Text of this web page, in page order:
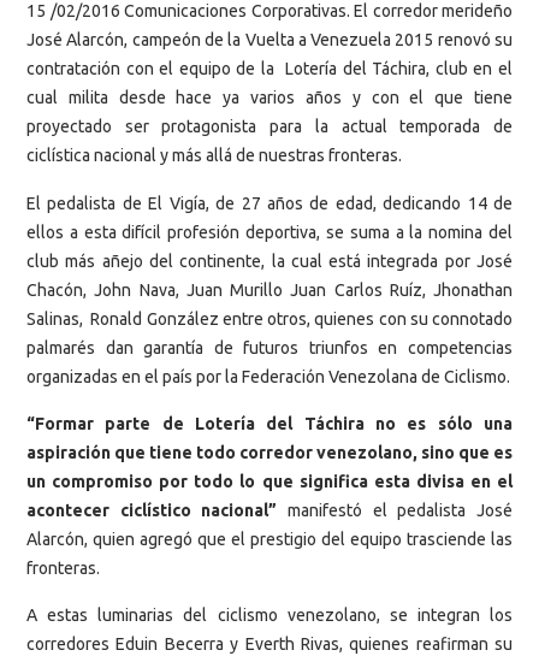
15 /02/2016 Comunicaciones Corporativas. El corredor merideño
José Alarcón, campeón de la Vuelta a Venezuela 2015 renovó su
contratación con el equipo de la Lotería del Táchira, club en el
cual milita desde hace ya varios años y con el que tiene
proyectado ser protagonista para la actual temporada de
ciclística nacional y más allá de nuestras fronteras.
El pedalista de El Vigía, de 27 años de edad, dedicando 14 de
ellos a esta difícil profesión deportiva, se suma a la nomina del
club más añejo del continente, la cual está integrada por José
Chacón, John Nava, Juan Murillo Juan Carlos Ruíz, Jhonathan
Salinas, Ronald González entre otros, quienes con su connotado
palmarés dan garantía de futuros triunfos en competencias
organizadas en el país por la Federación Venezolana de Ciclismo.
“Formar parte de Lotería del Táchira no es sólo una
aspiración que tiene todo corredor venezolano, sino que es
un compromiso por todo lo que significa esta divisa en el
acontecer ciclístico nacional” manifestó el pedalista José
Alarcón, quien agregó que el prestigio del equipo trasciende las
fronteras.
A estas luminarias del ciclismo venezolano, se integran los
corredores Eduin Becerra y Everth Rivas, quienes reafirman su